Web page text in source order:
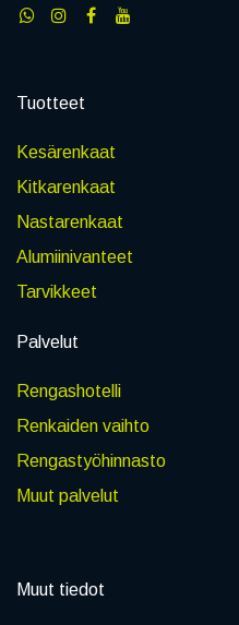
Tuotteet
Kesärenkaat
Kitkarenkaat
Nastarenkaat
Alumiinivanteet
Tarvikkeet
Palvelut
Rengashotelli
Renkaiden vaihto
Rengastyöhinnasto
Muut palvelut
Muut tiedot